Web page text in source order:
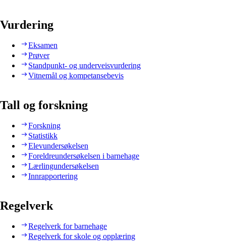
Vurdering
Eksamen
Prøver
Standpunkt- og underveisvurdering
Vitnemål og kompetansebevis
Tall og forskning
Forskning
Statistikk
Elevundersøkelsen
Foreldreundersøkelsen i barnehage
Lærlingundersøkelsen
Innrapportering
Regelverk
Regelverk for barnehage
Regelverk for skole og opplæring